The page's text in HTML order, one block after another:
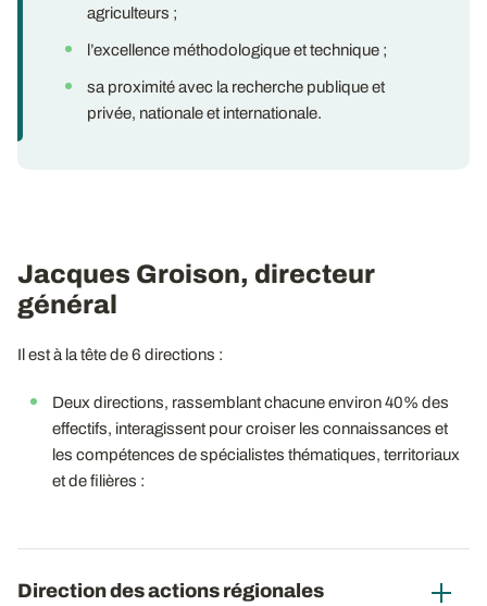
agriculteurs ;
l’excellence méthodologique et technique ;
sa proximité avec la recherche publique et
privée, nationale et internationale.
Jacques Groison, directeur
général
Il est à la tête de 6 directions :
Deux directions, rassemblant chacune environ 40% des
effectifs, interagissent pour croiser les connaissances et
les compétences de spécialistes thématiques, territoriaux
et de filières :
Direction des actions régionales